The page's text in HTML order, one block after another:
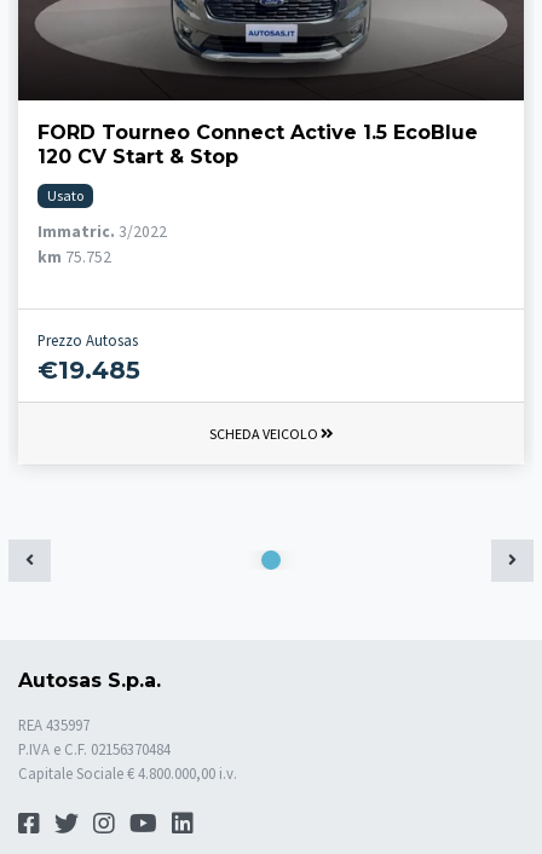
FORD Tourneo Connect Active 1.5 EcoBlue
120 CV Start & Stop
Usato
Immatric. 3/2022
km 75.752
Prezzo Autosas
€19.485
SCHEDA VEICOLO
Autosas S.p.a.
REA 435997
P.IVA e C.F. 02156370484
Capitale Sociale € 4.800.000,00 i.v.